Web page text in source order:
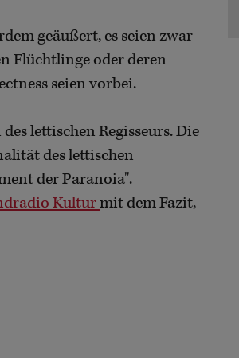
geäußert, es seien zwar
Flüchtlinge oder deren
seien vorbei.
lettischen Regisseurs. Die
des lettischen
der Paranoia".
Kulturmit dem Fazit,